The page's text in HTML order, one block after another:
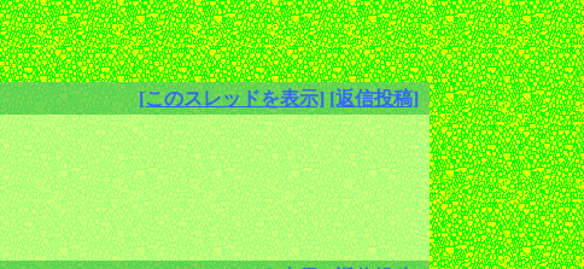
[このスレッドを表示] [返信投稿]